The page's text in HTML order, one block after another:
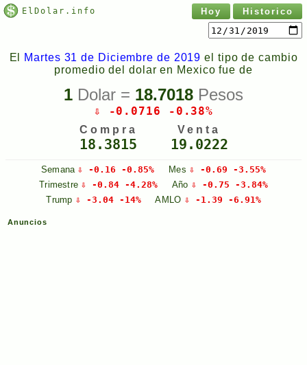
ElDolar.info Hoy Historico
El Martes 31 de Diciembre de 2019 el tipo de cambio
promedio del dolar en Mexico fue de
1 Dolar = 18.7018 Pesos
⇩ -0.0716 -0.38%
Compra
18.3815
Venta
19.0222
Semana ⇩ -0.16 -0.85% Mes ⇩ -0.69 -3.55%
Trimestre ⇩ -0.84 -4.28% Año ⇩ -0.75 -3.84%
Trump ⇩ -3.04 -14% AMLO ⇩ -1.39 -6.91%
Anuncios